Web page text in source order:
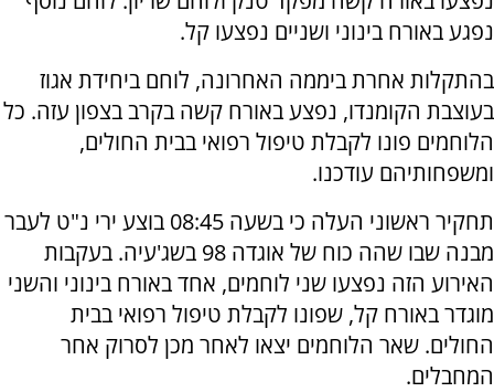
נפגע באורח בינוני ושניים נפצעו קל.
בהתקלות אחרת ביממה האחרונה, לוחם ביחידת אגוז
בעוצבת הקומנדו, נפצע באורח קשה בקרב בצפון עזה. כל
הלוחמים פונו לקבלת טיפול רפואי בבית החולים,
ומשפחותיהם עודכנו.
תחקיר ראשוני העלה כי בשעה 08:45 בוצע ירי נ"ט לעבר
מבנה שבו שהה כוח של אוגדה 98 בשג'עיה. בעקבות
האירוע הזה נפצעו שני לוחמים, אחד באורח בינוני והשני
מוגדר באורח קל, שפונו לקבלת טיפול רפואי בבית
החולים. שאר הלוחמים יצאו לאחר מכן לסרוק אחר
המחבלים.